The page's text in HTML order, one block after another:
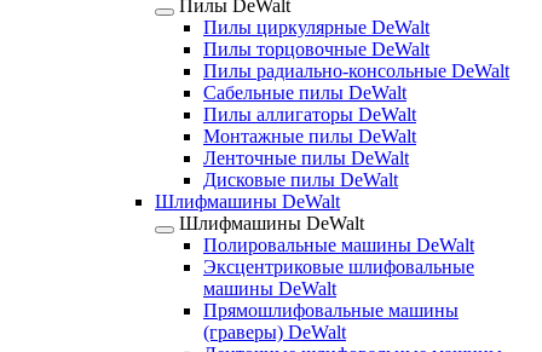
Пилы DeWalt
Пилы циркулярные DeWalt
Пилы торцовочные DeWalt
Пилы радиально-консольные DeWalt
Сабельные пилы DeWalt
Пилы аллигаторы DeWalt
Монтажные пилы DeWalt
Ленточные пилы DeWalt
Дисковые пилы DeWalt
Шлифмашины DeWalt
Шлифмашины DeWalt
Полировальные машины DeWalt
Эксцентриковые шлифовальные
машины DeWalt
Прямошлифовальные машины
(граверы) DeWalt